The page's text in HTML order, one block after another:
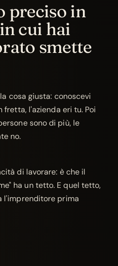
preciso in
cui hai
smette
cosa giusta: conoscevi
l'azienda eri tu. Poi
sono di più, le
no.
di lavorare: è che il
ha un tetto. E quel tetto,
l'imprenditore prima